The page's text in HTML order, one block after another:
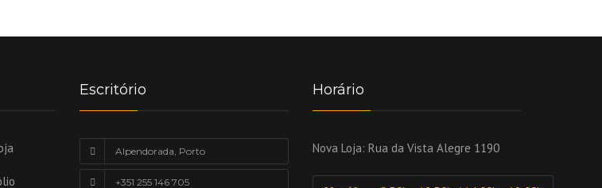
Escritório
Alpendorada, Porto
+351 255 146 705
Horário
Nova Loja: Rua da Vista Alegre 1190